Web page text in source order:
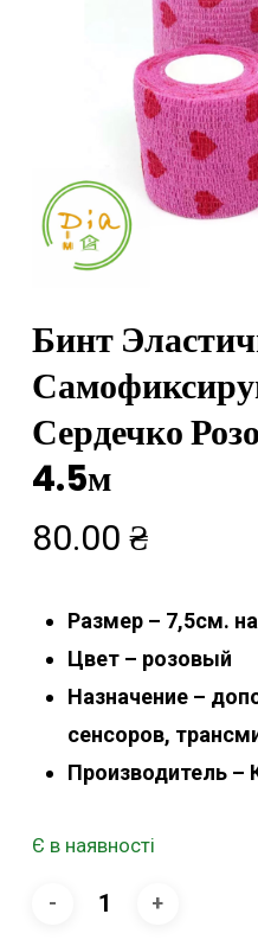
Бинт
Сердечко
4.5м
80.00 ₴
Размер – 7,5см.
Цвет – розовый
Назначение –
сенсоров,
Производитель –
Є в наявності